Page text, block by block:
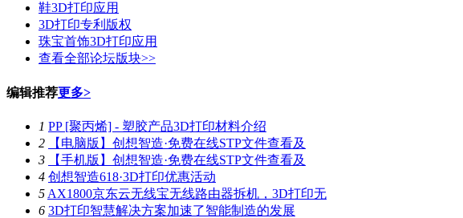
鞋3D打印应用
3D打印专利版权
珠宝首饰3D打印应用
查看全部论坛版块>>
编辑推荐更多>
1 PP [聚丙烯] - 塑胶产品3D打印材料介绍
2
【电脑版】创想智造·免费在线STP文件查看及
3
【手机版】创想智造·免费在线STP文件查看及
4 创想智造618·3D打印优惠活动
5 AX1800京东云无线宝无线路由器拆机，3D打印无
6 3D打印智慧解决方案加速了智能制造的发展